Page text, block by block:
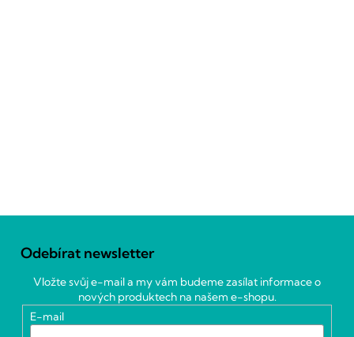
Odebírat newsletter
Vložte svůj e-mail a my vám budeme zasílat informace o
nových produktech na našem e-shopu.
E-mail